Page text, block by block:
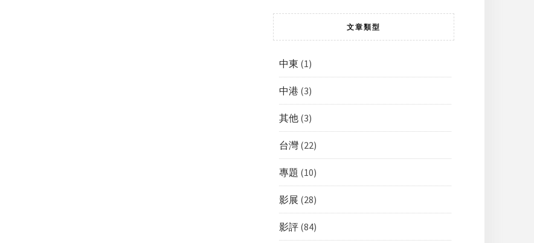
文章類型
中東 (1)
中港 (3)
其他 (3)
台灣 (22)
專題 (10)
影展 (28)
影評 (84)